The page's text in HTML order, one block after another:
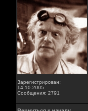
Зарегистрирован:
14.10.2005
Сообщения: 2791